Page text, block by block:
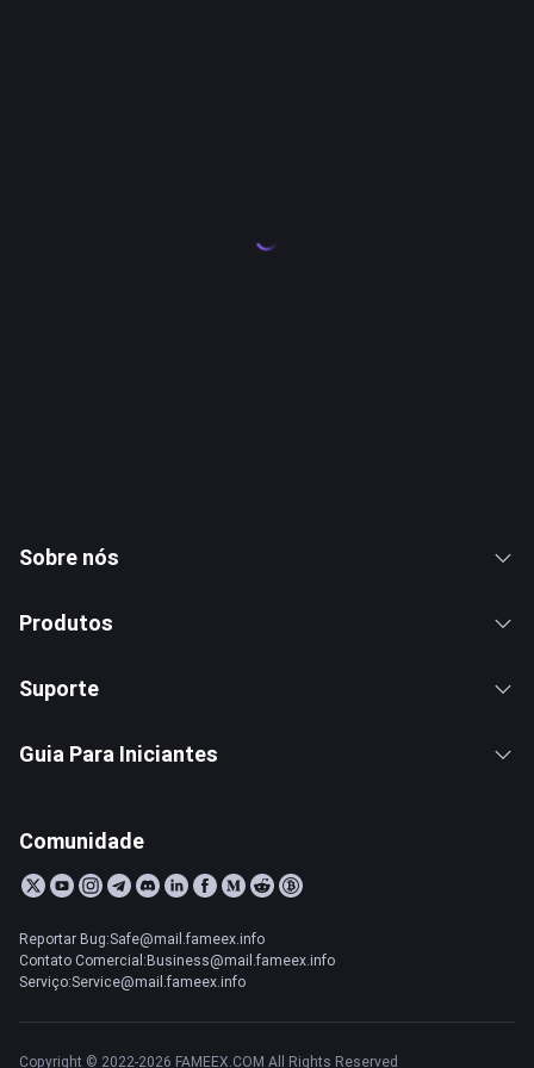
Sobre nós
Produtos
Suporte
Guia Para Iniciantes
Comunidade
Reportar Bug:Safe@mail.fameex.info
Contato Comercial:Business@mail.fameex.info
Serviço:Service@mail.fameex.info
Copyright © 2022-2026 FAMEEX.COM All Rights Reserved